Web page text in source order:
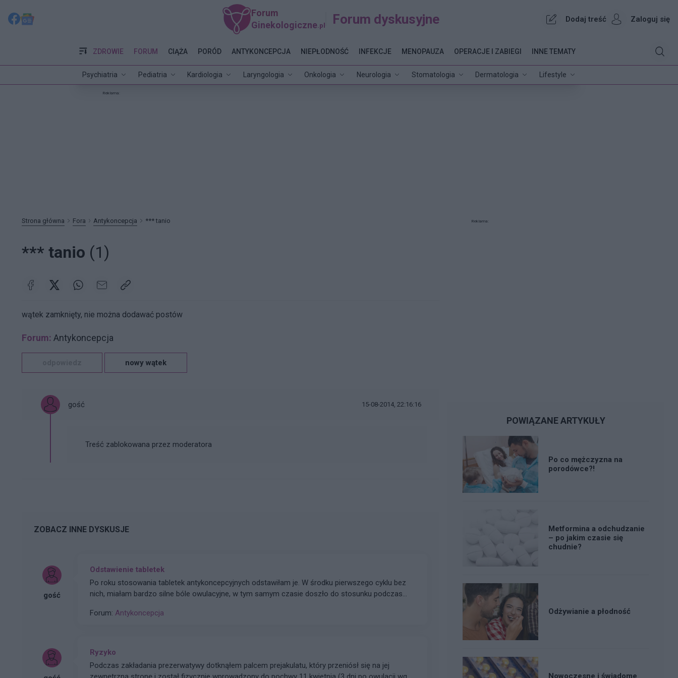
Forum
Ginekologiczne .pl Forum dyskusyjne Dodaj treść Zaloguj się
ZDROWIE
Psychiatria Pediatria Kardiologia Laryngologia Onkologia Neurologia Stomatologia Dermatologia Lifestyle
FORUM CIĄŻA PORÓD ANTYKONCEPCJA NIEPŁODNOŚĆ INFEKCJE MENOPAUZA OPERACJE I ZABIEGI INNE TEMATY
Reklama:
Strona główna Fora Antykoncepcja *** tanio
*** tanio (1)
wątek zamknięty, nie można dodawać postów
Forum: Antykoncepcja
nowy wątek
gość 15-08-2014, 22:16:16
Treść zablokowana przez moderatora
ZOBACZ INNE DYSKUSJE
gość
Odstawienie tabletek
Po roku stosowania tabletek antykoncepcyjnych odstawiłam je. W środku pierwszego cyklu bez
nich, miałam bardzo silne bóle owulacyjne, w tym samym czasie doszło do stosunku podczas
kolejnym cyklu może się powtórzyć? Jest to dla mnie bardzo krępujące. Oczekuje na wizytę u
Forum:Antykoncepcja
Ryzyko
Podczas zakładania prezerwatywy dotknąłem palcem prejakulatu, który przeniósł się na jej
Reklama:
POWIĄZANE ARTYKUŁY
Po co mężczyzna na
porodówce?!
Metformina a odchudzanie
– po jakim czasie się
chudnie?
Odżywianie a płodność
Nowoczesne i świadome